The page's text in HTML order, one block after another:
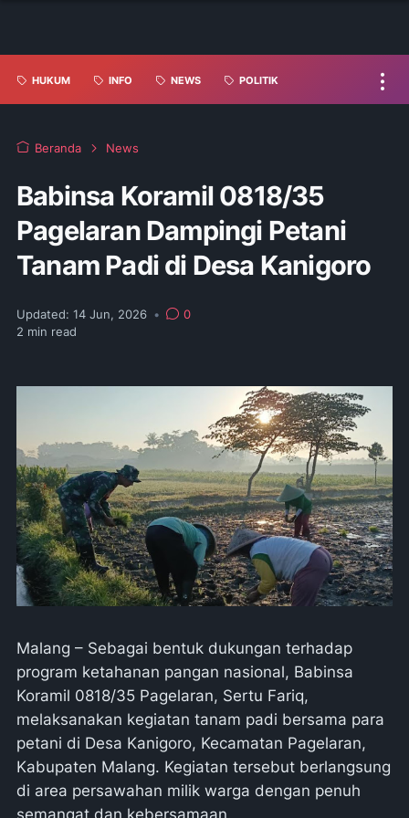
HUKUM INFO NEWS POLITIK
Beranda News
Babinsa Koramil 0818/35
Pagelaran Dampingi Petani
Tanam Padi di Desa Kanigoro
Updated: 14 Jun, 2026 •
0
2 min read
Malang – Sebagai bentuk dukungan terhadap
program ketahanan pangan nasional, Babinsa
Koramil 0818/35 Pagelaran, Sertu Fariq,
melaksanakan kegiatan tanam padi bersama para
petani di Desa Kanigoro, Kecamatan Pagelaran,
Kabupaten Malang. Kegiatan tersebut berlangsung
di area persawahan milik warga dengan penuh